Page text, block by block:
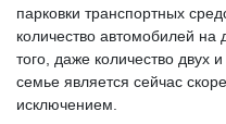
парковки транспортных
количество автомобилей
того, даже количество двух
семье является сейчас
исключением.